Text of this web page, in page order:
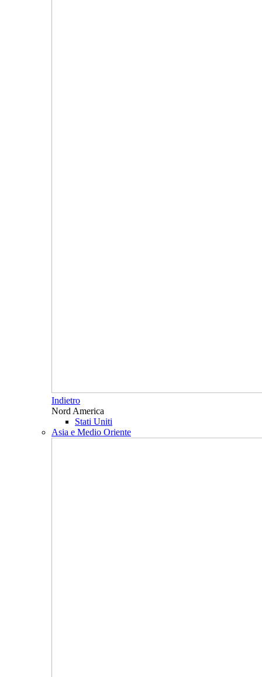
Indietro
Nord America
Stati Uniti
Asia e Medio Oriente